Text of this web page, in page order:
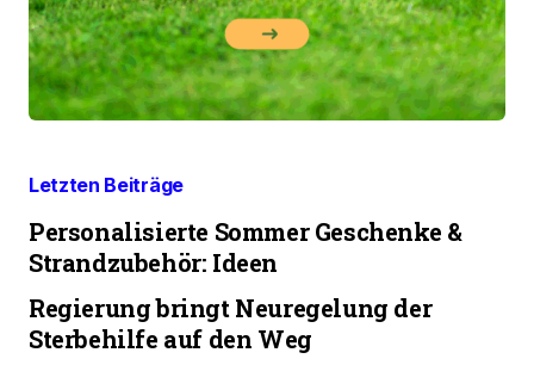
Letzten Beiträge
Personalisierte Sommer Geschenke &
Strandzubehör: Ideen
Regierung bringt Neuregelung der
Sterbehilfe auf den Weg